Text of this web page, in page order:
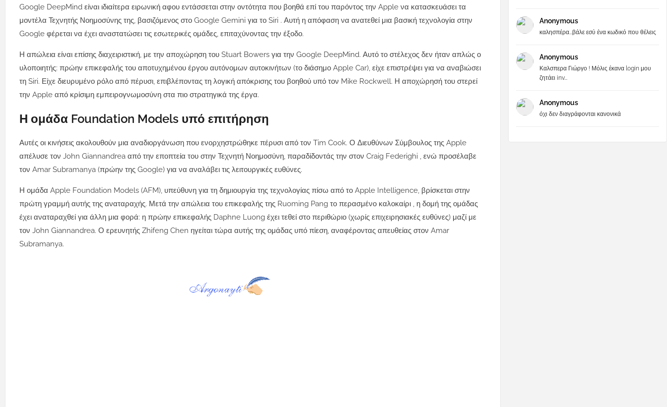
Google DeepMind είναι ιδιαίτερα ειρωνική αφου εντάσσεται στην οντότητα που βοηθά επί του παρόντος την Apple να κατασκευάσει τα
μοντέλα Τεχνητής Νοημοσύνης της, βασιζόμενος στο Google Gemini για το Siri . Αυτή η απόφαση να ανατεθεί μια βασική τεχνολογία στην
Google φέρεται να έχει αναστατώσει τις εσωτερικές ομάδες, επιταχύνοντας την έξοδο.
Η απώλεια είναι επίσης διαχειριστική, με την αποχώρηση του Stuart Bowers για την Google DeepMind. Αυτό το στέλεχος δεν ήταν απλώς ο
υλοποιητής: πρώην επικεφαλής του αποτυχημένου έργου αυτόνομων αυτοκινήτων (το διάσημο Apple Car), είχε επιστρέψει για να αναβιώσει
τη Siri. Είχε διευρυμένο ρόλο από πέρυσι, επιβλέποντας τη λογική απόκρισης του βοηθού υπό τον Mike Rockwell. Η αποχώρησή του στερεί
την Apple από κρίσιμη εμπειρογνωμοσύνη στα πιο στρατηγικά της έργα.
Η ομάδα Foundation Models υπό επιτήρηση
Αυτές οι κινήσεις ακολουθούν μια αναδιοργάνωση που ενορχηστρώθηκε πέρυσι από τον Tim Cook. Ο Διευθύνων Σύμβουλος της Apple
απέλυσε τον John Giannandrea από την εποπτεία του στην Τεχνητή Νοημοσύνη, παραδίδοντάς την στον Craig Federighi , ενώ προσέλαβε
τον Amar Subramanya (πρώην της Google) για να αναλάβει τις λειτουργικές ευθύνες.
Η ομάδα Apple Foundation Models (AFM), υπεύθυνη για τη δημιουργία της τεχνολογίας πίσω από το Apple Intelligence, βρίσκεται στην
πρώτη γραμμή αυτής της αναταραχής. Μετά την απώλεια του επικεφαλής της Ruoming Pang το περασμένο καλοκαίρι , η δομή της ομάδας
έχει αναταραχθεί για άλλη μια φορά: η πρώην επικεφαλής Daphne Luong έχει τεθεί στο περιθώριο (χωρίς επιχειρησιακές ευθύνες) μαζί με
τον John Giannandrea. Ο ερευνητής Zhifeng Chen ηγείται τώρα αυτής της ομάδας υπό πίεση, αναφέροντας απευθείας στον Amar
Subramanya.
Anonymous
καλησπέρα...βάλε εσύ ένα κωδικό που θέλεις
Anonymous
Καλσπερα Γιώργο ! Μόλις έκανα login μου
ζητάει inv...
Anonymous
όχι δεν διαγράφονται κανονικά